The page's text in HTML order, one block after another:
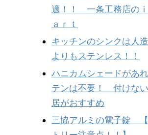
適！！ 一条工務店の
ａｒｔ
キッチンのシンクは人
よりもステンレス！！
ハニカムシェードがあ
テンは不要！ 付けない
居がおすすめ
三協アルミの電子錠